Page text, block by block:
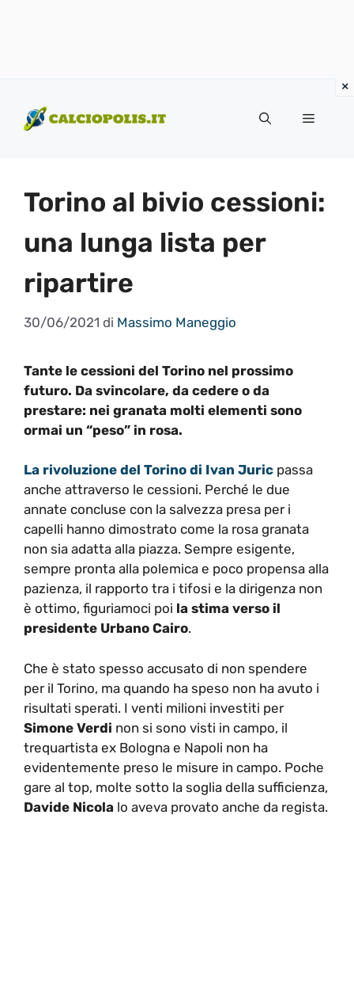
contenuto
Menu
Torino al bivio cessioni:
una lunga lista per
ripartire
30/06/2021 di Massimo Maneggio
Tante le cessioni del Torino nel prossimo
futuro. Da svincolare, da cedere o da
prestare: nei granata molti elementi sono
ormai un “peso” in rosa.
La rivoluzione del Torino di Ivan Juric passa
anche attraverso le cessioni. Perché le due
annate concluse con la salvezza presa per i
capelli hanno dimostrato come la rosa granata
non sia adatta alla piazza. Sempre esigente,
sempre pronta alla polemica e poco propensa alla
pazienza, il rapporto tra i tifosi e la dirigenza non
è ottimo, figuriamoci poi la stima verso il
presidente Urbano Cairo.
Che è stato spesso accusato di non spendere
per il Torino, ma quando ha speso non ha avuto i
risultati sperati. I venti milioni investiti per
Simone Verdi non si sono visti in campo, il
trequartista ex Bologna e Napoli non ha
evidentemente preso le misure in campo. Poche
gare al top, molte sotto la soglia della sufficienza,
Davide Nicola lo aveva provato anche da regista.